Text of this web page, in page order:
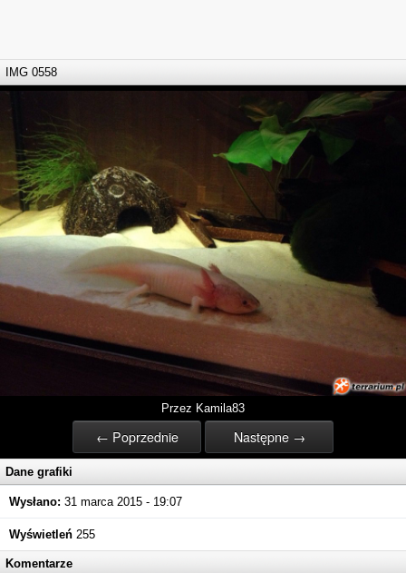
IMG 0558
Przez Kamila83
← Poprzednie Następne →
Dane grafiki
Wysłano: 31 marca 2015 - 19:07
Wyświetleń 255
Komentarze